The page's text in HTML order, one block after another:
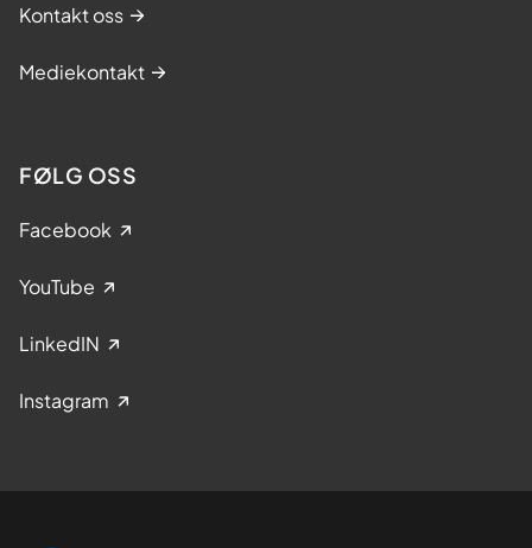
Kontakt oss
Mediekontakt
FØLG OSS
Facebook
YouTube
LinkedIN
Instagram